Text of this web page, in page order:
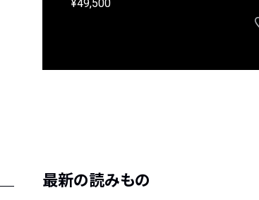
¥49,500
最新の読みもの